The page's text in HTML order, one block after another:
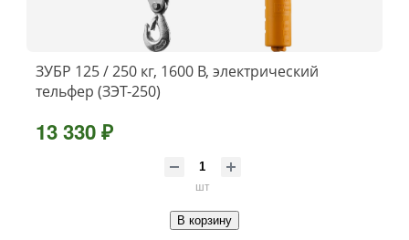
ЗУБР 125 / 250 кг, 1600 В, электрический
тельфер (ЗЭТ-250)
13 330 ₽
шт
В корзину